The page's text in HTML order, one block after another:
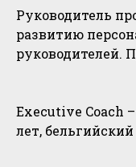
Руководитель
развитию
руководителей.
Executive Coach
лет,